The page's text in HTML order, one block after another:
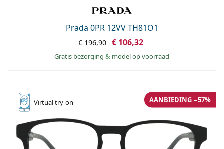
Prada 0PR 12VV TH81O1
€ 196,90 € 106,32
Gratis bezorging & model op voorraad
Virtualtry-on AANBIEDING −57%